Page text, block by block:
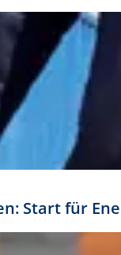
Start für